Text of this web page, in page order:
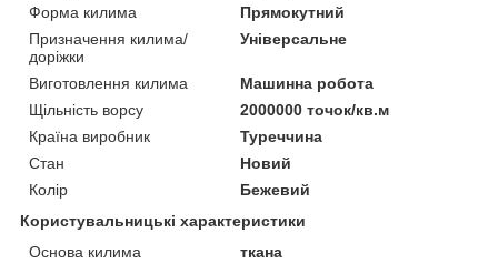
Форма килима
Прямокутний
Призначення килима/
доріжки
Універсальне
Виготовлення килима
Машинна робота
Щільність ворсу
2000000 точок/кв.м
Країна виробник
Туреччина
Стан
Новий
Колір
Бежевий
Користувальницькі характеристики
Основа килима
ткана